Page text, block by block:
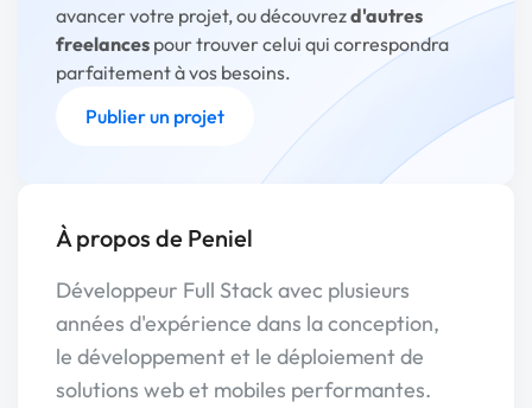
avancer votre projet, ou découvrezd'autres
freelances pour trouver celui qui correspondra
parfaitement à vos besoins.
Publier un projet
À propos de Peniel
Développeur Full Stack avec plusieurs
années d'expérience dans la conception,
le développement et le déploiement de
solutions web et mobiles performantes.